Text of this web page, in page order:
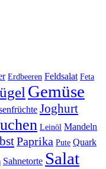
Erdbeeren Feldsalat Feta
Gemüse
Joghurt
Leinöl Mandeln
Paprika Pute Quark
Sahnetorte Salat